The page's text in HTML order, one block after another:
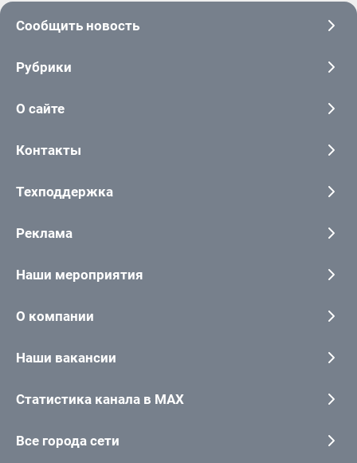
Сообщить новость
Рубрики
О сайте
Контакты
Техподдержка
Реклама
Наши мероприятия
О компании
Наши вакансии
Статистика канала в MAX
Все города сети